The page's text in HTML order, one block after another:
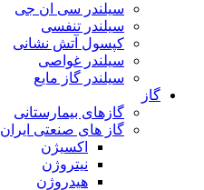
سیلندر سی ان جی
سیلندر تنفسی
کپسول آتش نشانی
سیلندر غواصی
سیلندر گاز مایع
گاز
گازهای بیمارستانی
گاز های صنعتی ایران
اکسیژن
نیتروژن
هیدروژن